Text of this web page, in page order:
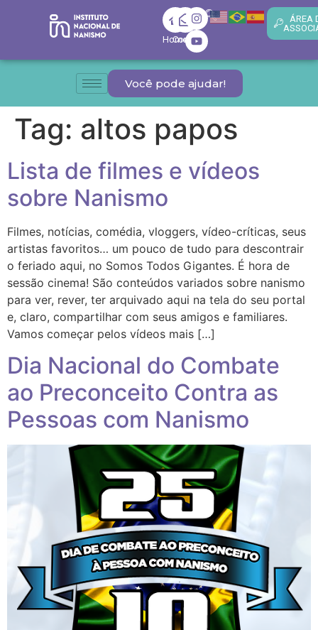
Home
Contato
ÁREA
Você pode ajudar!
Tag: altos papos
Lista de filmes e vídeos
sobre Nanismo
Filmes, notícias, comédia, vloggers, vídeo-críticas, seus
artistas favoritos… um pouco de tudo para descontrair
o feriado aqui, no Somos Todos Gigantes. É hora de
sessão cinema! São conteúdos variados sobre nanismo
para ver, rever, ter arquivado aqui na tela do seu portal
e, claro, compartilhar com seus amigos e familiares.
Vamos começar pelos vídeos mais […]
Dia Nacional do Combate
ao Preconceito Contra as
Pessoas com Nanismo